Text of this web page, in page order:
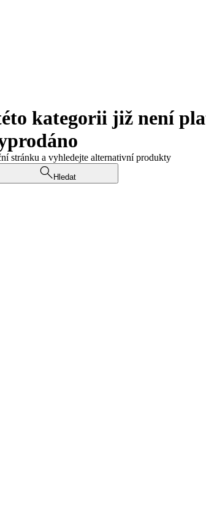
kategorii již není
stránku a vyhledejte alternativní produkty
Hledat